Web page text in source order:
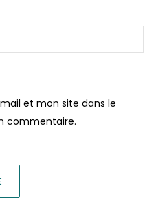
et mon site dans le
commentaire.